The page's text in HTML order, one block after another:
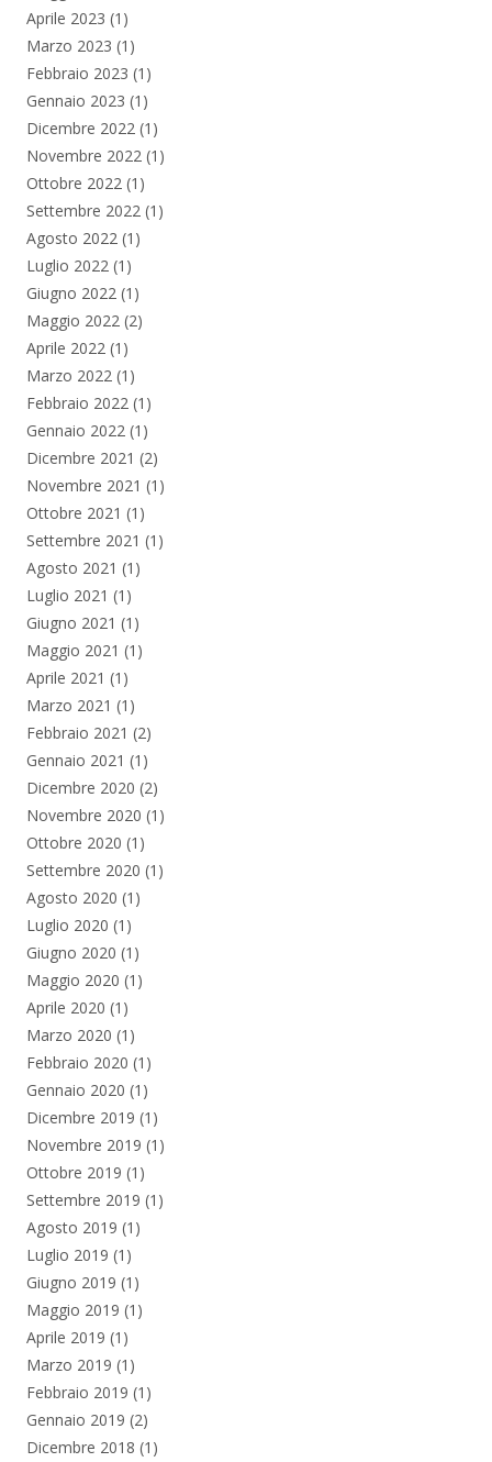
Aprile 2023 (1)
Marzo 2023 (1)
Febbraio 2023 (1)
Gennaio 2023 (1)
Dicembre 2022 (1)
Novembre 2022 (1)
Ottobre 2022 (1)
Settembre 2022 (1)
Agosto 2022 (1)
Luglio 2022 (1)
Giugno 2022 (1)
Maggio 2022 (2)
Aprile 2022 (1)
Marzo 2022 (1)
Febbraio 2022 (1)
Gennaio 2022 (1)
Dicembre 2021 (2)
Novembre 2021 (1)
Ottobre 2021 (1)
Settembre 2021 (1)
Agosto 2021 (1)
Luglio 2021 (1)
Giugno 2021 (1)
Maggio 2021 (1)
Aprile 2021 (1)
Marzo 2021 (1)
Febbraio 2021 (2)
Gennaio 2021 (1)
Dicembre 2020 (2)
Novembre 2020 (1)
Ottobre 2020 (1)
Settembre 2020 (1)
Agosto 2020 (1)
Luglio 2020 (1)
Giugno 2020 (1)
Maggio 2020 (1)
Aprile 2020 (1)
Marzo 2020 (1)
Febbraio 2020 (1)
Gennaio 2020 (1)
Dicembre 2019 (1)
Novembre 2019 (1)
Ottobre 2019 (1)
Settembre 2019 (1)
Agosto 2019 (1)
Luglio 2019 (1)
Giugno 2019 (1)
Maggio 2019 (1)
Aprile 2019 (1)
Marzo 2019 (1)
Febbraio 2019 (1)
Gennaio 2019 (2)
Dicembre 2018 (1)